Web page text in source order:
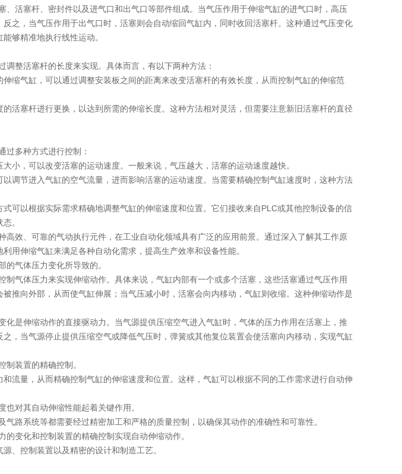
、活塞杆、密封件以及进气口和出气口等部件组成。当气压作用于伸缩气缸的进气口时，高压
之，当气压作用于出气口时，活塞则会自动缩回气缸内，同时收回活塞杆。这种通过气压变化
够精准地执行线性运动。
整活塞杆的长度来实现。具体而言，有以下两种方法：
缩气缸，可以通过调整安装板之间的距离来改变活塞杆的有效长度，从而控制气缸的伸缩范
活塞杆进行更换，以达到所需的伸缩长度。这种方法相对灵活，但需要注意新旧活塞杆的直径
过多种方式进行控制：
小，可以改变活塞的运动速度。一般来说，气压越大，活塞的运动速度越快。
调节进入气缸的空气流量，进而影响活塞的运动速度。当需要精确控制气缸速度时，这种方法
可以根据实际需求精确地调整气缸的伸缩速度和位置。它们接收来自PLC或其他控制设备的信
。
高效、可靠的气动执行元件，在工业自动化领域具有广泛的应用前景。通过深入了解其工作原
用伸缩气缸来满足各种自动化需求，提高生产效率和设备性能。
的气体压力变化所导致的。
制气体压力来实现伸缩动作。具体来说，气缸内部有一个或多个活塞，这些活塞通过气压作用
推向外部，从而使气缸伸展；当气压减小时，活塞会向内移动，气缸则收缩。这种伸缩动作是
化是伸缩动作的直接驱动力。当气源提供压缩空气进入气缸时，气体的压力作用在活塞上，推
，当气源停止提供压缩空气或降低气压时，弹簧或其他复位装置会使活塞向内移动，实现气缸
制装置的精确控制。
流量，从而精确控制气缸的伸缩速度和位置。这样，气缸可以根据不同的工作需求进行自动伸
对其自动伸缩性能起着关键作用。
路系统等都需要经过精密加工和严格的质量控制，以确保其动作的准确性和可靠性。
变化和控制装置的精确控制实现自动伸缩动作。
、控制装置以及精密的设计和制造工艺。